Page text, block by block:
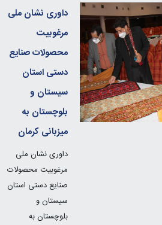
داوری نشان ملی
مرغوبیت
محصولات صنایع
دستی استان
سیستان و
بلوچستان به
میزبانی کرمان
داوری نشان ملی
مرغوبیت محصولات
صنایع دستی استان
سیستان و
بلوچستان به